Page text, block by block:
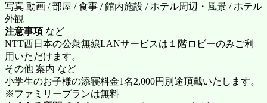
写真 動画 / 部屋 / 食事 / 館内施設 / ホテル周辺・風景 / ホテル
外観
注意事項 など
NTT西日本の公衆無線LANサービスは１階ロビーのみご利
用いただけます。
その他 案内 など
小学生のお子様の添寝料金1名2,000円別途頂戴いたします。
※ファミリープランは無料